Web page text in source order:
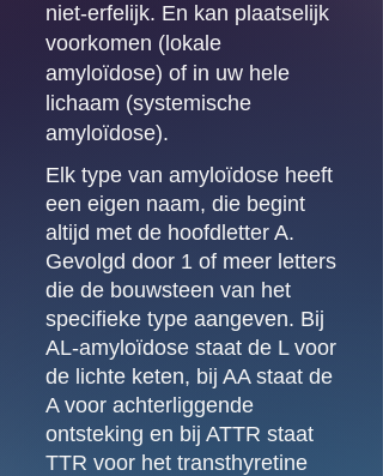
niet-erfelijk. En kan plaatselijk
voorkomen (lokale
amyloïdose) of in uw hele
lichaam (systemische
amyloïdose).
Elk type van amyloïdose heeft
een eigen naam, die begint
altijd met de hoofdletter A.
Gevolgd door 1 of meer letters
die de bouwsteen van het
specifieke type aangeven. Bij
AL-amyloïdose staat de L voor
de lichte keten, bij AA staat de
A voor achterliggende
ontsteking en bij ATTR staat
TTR voor het transthyretine